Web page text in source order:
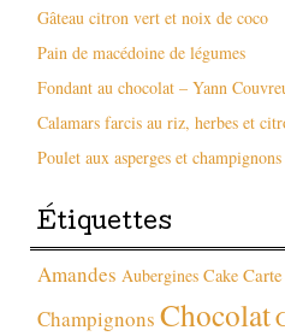
Gâteau citron vert et noix de coco
Pain de macédoine de légumes
Fondant au chocolat – Yann
Calamars farcis au riz, herbes et
Poulet aux asperges et
Étiquettes
Amandes Aubergines Cake
Champignons Chocolat